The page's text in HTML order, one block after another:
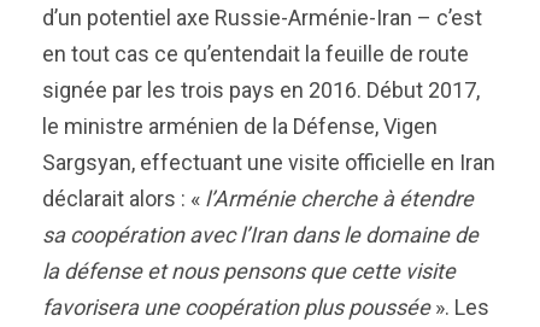
d’un potentiel axe Russie-Arménie-Iran – c’est
en tout cas ce qu’entendait la feuille de route
signée par les trois pays en 2016. Début 2017,
le ministre arménien de la Défense, Vigen
Sargsyan, effectuant une visite officielle en Iran
déclarait alors : « l’Arménie cherche à étendre
sa coopération avec l’Iran dans le domaine de
la défense et nous pensons que cette visite
favorisera une coopération plus poussée». Les